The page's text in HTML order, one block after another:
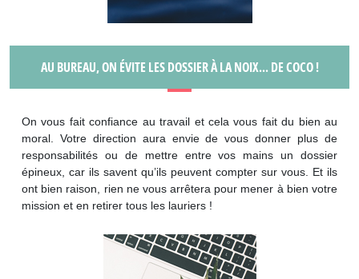
AU BUREAU, ON ÉVITE LES DOSSIER À LA NOIX... DE COCO !
On vous fait confiance au travail et cela vous fait du bien au
moral. Votre direction aura envie de vous donner plus de
responsabilités ou de mettre entre vos mains un dossier
épineux, car ils savent qu’ils peuvent compter sur vous. Et ils
ont bien raison, rien ne vous arrêtera pour mener à bien votre
mission et en retirer tous les lauriers !